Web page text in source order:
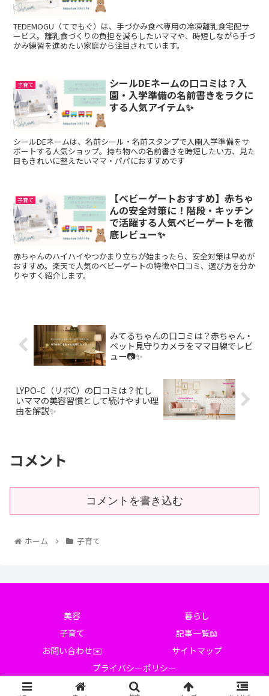
TEDEMOGU（てでもぐ）は、手づかみ食べ専用の冷凍離乳食宅配サ
ービス。離乳食づくりの負担を減らしたいママや、時短しながら手づ
かみ練習を進めたい家庭から注目されています。
子育て
シールDEネームの口コミは？入
園・入学準備の名前書きをラクに
する人気アイテム✨
シールDEネームは、名前シール・名前スタンプで入園入学準備をサ
ポートする人気ショップ。持ち物への名前書きを時短したい方、見た
目もきれいに整えたいママ・パパにおすすめです
子育て
【ベビーゲートおすすめ】赤ちゃ
んの安全対策に！階段・キッチン
で活躍する人気ベビーゲートを徹
底レビュー✨
赤ちゃんのハイハイやつかまり立ちが始まったら、安全対策は早めが
おすすめ。楽天で人気のベビーゲートの特徴や口コミ、選び方を分か
りやすく紹介します。
みてるちゃんの口コミは？赤ちゃん・
ペット見守りカメラをママ目線でレビ
ュー📷✨
LYPO-C（リポC）の口コミは？忙し
いママの美容習慣として続けやすい理
由を解説✨
コメント
コメントを書き込む
ホーム 子育て
美容
暮らし
子育て
記事一覧📖
お問い合わせ✉️
サイトマップ
プライバシーポリシー
© 2025 Beauty with Life.